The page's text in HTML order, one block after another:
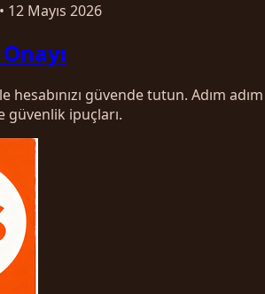
• 12 Mayıs 2026
hesabınızı güvende tutun. Adım adım
güvenlik ipuçları.